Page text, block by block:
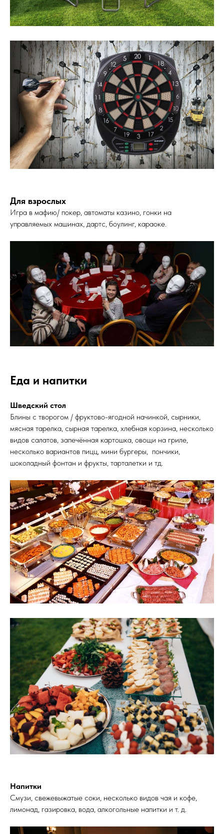
Для взрослых
Игра в мафию/ покер, автоматы казино, гонки на
управляемых машинах, дартс, боулинг, караоке.
Еда и напитки
Шведский стол
Блины с творогом / фруктово-ягодной начинкой, сырники,
мясная тарелка, сырная тарелка, хлебная корзина, несколько
видов салатов, запечённая картошка, овощи на гриле,
несколько вариантов пицц, мини бургеры, пончики,
шоколадный фонтан и фрукты, тарталетки и тд.
Напитки
Смузи, свежевыжатые соки, несколько видов чая и кофе,
лимонад, газировка, вода, алкогольные напитки и т. д.